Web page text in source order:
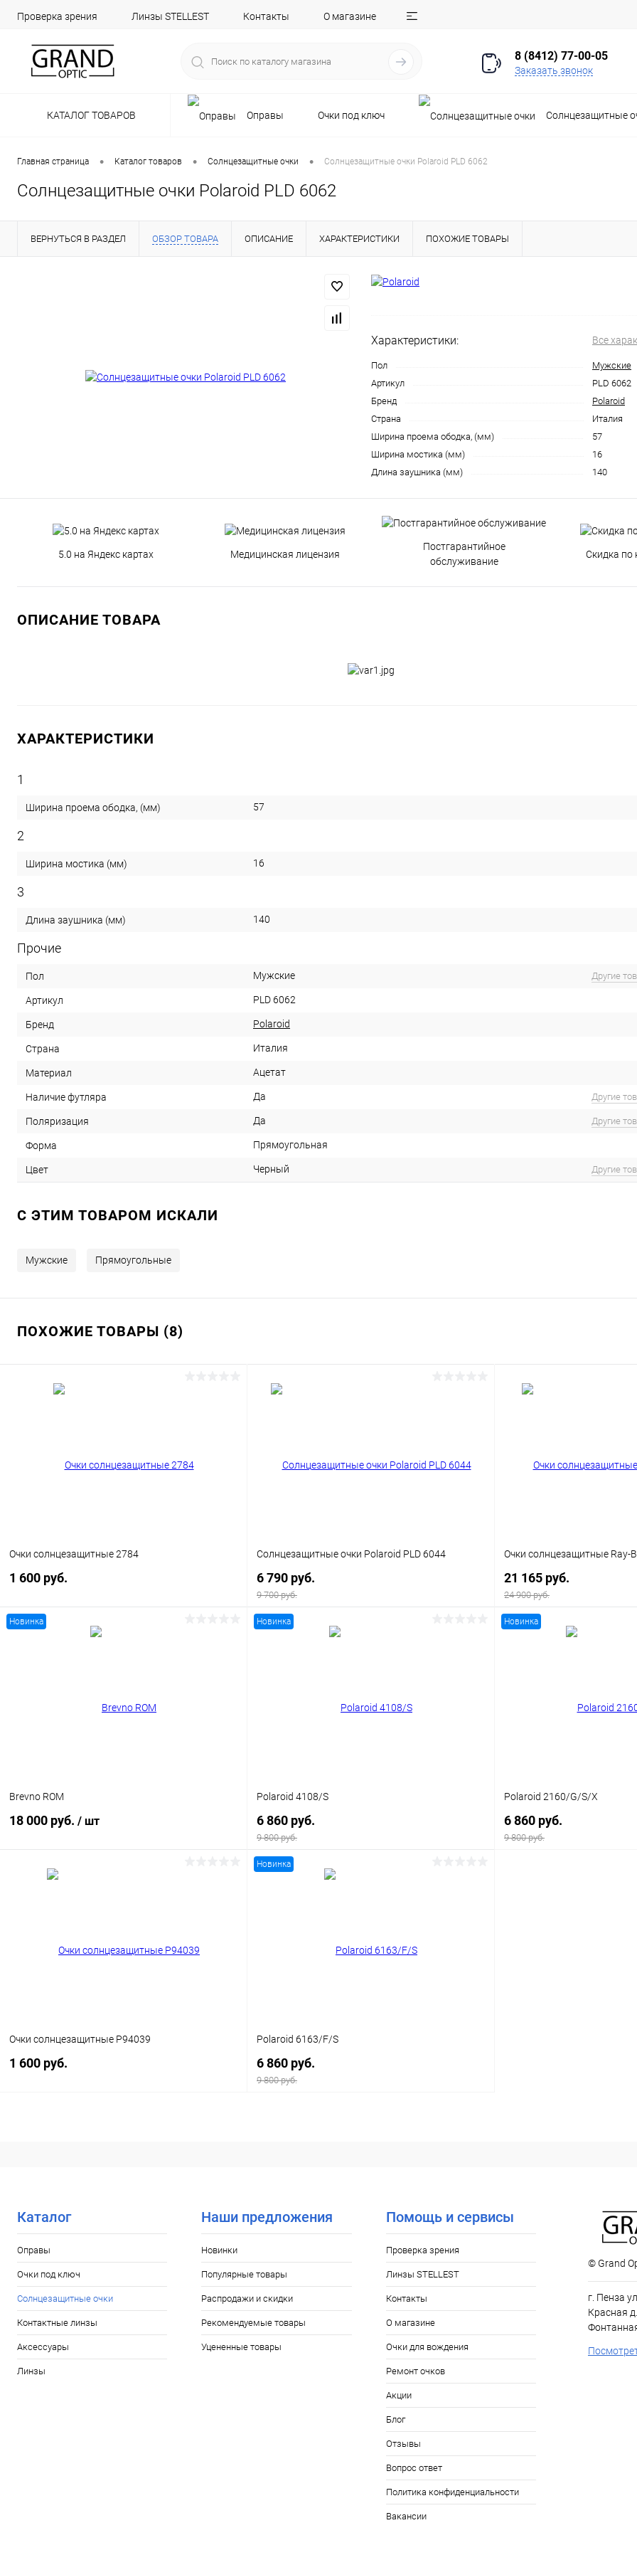
Проверка зрения Линзы STELLEST Контакты О магазине
8 (8412) 77-00-05
Заказать звонок
КАТАЛОГ ТОВАРОВ Оправы Очки под ключ Солнцезащитные
Главная страница • Каталог товаров • Солнцезащитные очки • Солнцезащитные очки Polaroid PLD 6062
Солнцезащитные очки Polaroid PLD 6062
ВЕРНУТЬСЯ В РАЗДЕЛ ОБЗОР ТОВАРА ОПИСАНИЕ ХАРАКТЕРИСТИКИ ПОХОЖИЕ ТОВАРЫ
Характеристики: Все
Пол
Мужские
Артикул
PLD 6062
Бренд
Polaroid
Страна
Италия
Ширина проема ободка, (мм)
57
Ширина мостика (мм)
16
Длина заушника (мм)
140
5.0 на Яндекс картах Медицинская лицензия
Постгарантийное
обслуживание
Скидка по
ОПИСАНИЕ ТОВАРА
ХАРАКТЕРИСТИКИ
1
Ширина проема ободка, (мм) 57
2
Ширина мостика (мм) 16
3
Длина заушника (мм) 140
Прочие
Пол Мужские Другие
Артикул PLD 6062
Бренд Polaroid
Страна Италия
Материал Ацетат
Наличие футляра Да Другие
Поляризация Да Другие
Форма Прямоугольная
Цвет Черный Другие
C ЭТИМ ТОВАРОМ ИСКАЛИ
Мужские Прямоугольные
ПОХОЖИЕ ТОВАРЫ (8)
Очки солнцезащитные 2784
1 600 руб.
Солнцезащитные очки Polaroid PLD 6044
6 790 руб.
9 700 руб.
Очки солнцезащитные Ray-
21 165 руб.
24 900 руб.
Новинка
Brevno ROM
18 000 руб. / шт
Новинка
Polaroid 4108/S
6 860 руб.
9 800 руб.
Новинка
Polaroid 2160/G/S/X
6 860 руб.
9 800 руб.
Очки солнцезащитные P94039
1 600 руб.
Новинка
Polaroid 6163/F/S
6 860 руб.
9 800 руб.
Каталог
Оправы
Очки под ключ
Солнцезащитные очки
Контактные линзы
Аксессуары
Линзы
Наши предложения
Новинки
Популярные товары
Распродажи и скидки
Рекомендуемые товары
Уцененные товары
Помощь и сервисы
Проверка зрения
Линзы STELLEST
Контакты
О магазине
Очки для вождения
Ремонт очков
Акции
Блог
Отзывы
Вопрос ответ
Политика конфиденциальности
Вакансии
© Grand
г. Пенза
Красная